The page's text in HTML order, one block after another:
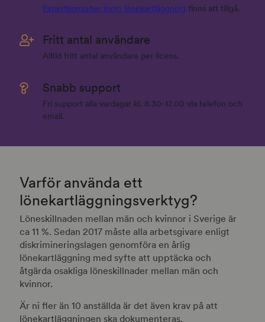
Expertkonsulter inom lönekartläggning finns att tillgå.
Fritt antal användare
Alltid fritt antal användare per licens.
Snabb support
Fri support alla vardagar kl. 8.30-17.00 via telefon och
email.
Varför använda ett
lönekartläggningsverktyg?
Löneskillnaden mellan män och kvinnor i Sverige är
ca 11 %. Sedan 2017 måste alla arbetsgivare enligt
diskrimineringslagen genomföra en årlig
lönekartläggning med syfte att upptäcka och
åtgärda osakliga löneskillnader mellan män och
kvinnor.
Är ni fler än 10 anställda är det även krav på att
lönekartläggningen ska dokumenteras.